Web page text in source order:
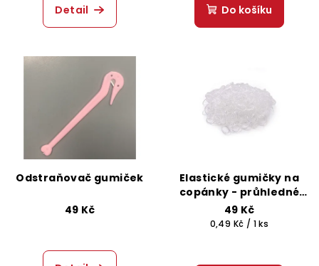
Detail Do košíku
Odstraňovač gumiček
49 Kč
Elastické gumičky na
copánky - průhledné
100 ks
49 Kč
Měrná
0,49 Kč / 1 ks